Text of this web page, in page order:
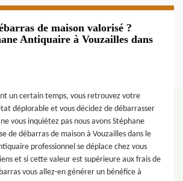
de maison valorisé ?
Antiquaire à Vouzailles dans
un certain temps, vous retrouvez votre
déplorable et vous décidez de débarrasser
vous inquiétez pas nous avons Stéphane
de débarras de maison à Vouzailles dans le
professionnel se déplace chez vous
et si cette valeur est supérieure aux frais de
vous allez-en générer un bénéfice à